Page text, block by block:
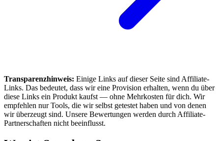
Transparenzhinweis: Einige Links auf dieser Seite sind Affiliate-
Links. Das bedeutet, dass wir eine Provision erhalten, wenn du über
diese Links ein Produkt kaufst — ohne Mehrkosten für dich. Wir
empfehlen nur Tools, die wir selbst getestet haben und von denen
wir überzeugt sind. Unsere Bewertungen werden durch Affiliate-
Partnerschaften nicht beeinflusst.